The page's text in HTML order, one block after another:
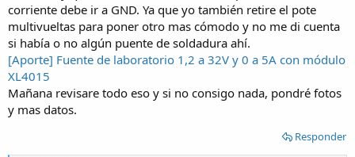
corriente debe ir a GND. Ya que yo también retire el pote
multivueltas para poner otro mas cómodo y no me di cuenta
si había o no algún puente de soldadura ahí.
[Aporte] Fuente de laboratorio 1,2 a 32V y 0 a 5A con módulo
XL4015
Mañana revisare todo eso y si no consigo nada, pondré fotos
y mas datos.
Responder